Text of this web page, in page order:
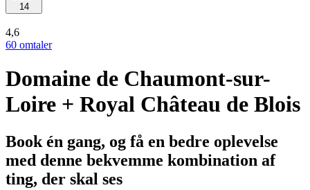
14
4,6
60 omtaler
Domaine de Chaumont-sur-
Loire + Royal Château de Blois
Book én gang, og få en bedre oplevelse
med denne bekvemme kombination af
ting, der skal ses